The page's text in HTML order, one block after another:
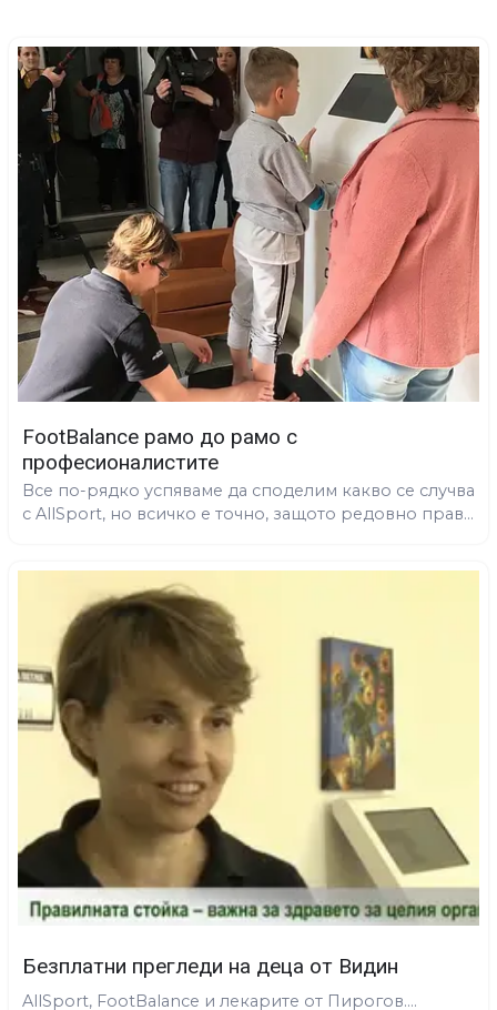
FootBalance рамо до рамо с
професионалистите
Все по-рядко успяваме да споделим какво се случва
с AllSport, но всичко е точно, защото редовно прав...
Безплатни прегледи на деца от Видин
AllSport, FootBalance и лекарите от Пирогов....